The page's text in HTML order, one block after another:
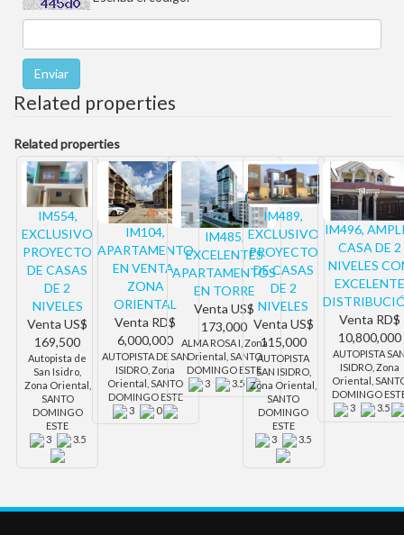
Related properties
Related properties
IM554,
EXCLUSIVO
PROYECTO
DE CASAS
DE 2
NIVELES
Venta US$
169,500
Autopista de
San Isidro,
Zona Oriental,
SANTO
DOMINGO
ESTE
3
3.5
IM104,
APARTAMENTO
EN VENTA-
ZONA
ORIENTAL
Venta RD$
6,000,000
AUTOPISTA DE SAN
ISIDRO, Zona
Oriental, SANTO
DOMINGO ESTE
3
0
IM485,
EXCELENTES
APARTAMENTOS
EN TORRE
VentaUS$
173,000
ALMA ROSA I, Zona
Oriental, SANTO
DOMINGO ESTE
3
3.5
IM489,
EXCLUSIVO
PROYECTO
DE CASAS
DE 2
NIVELES
Venta US$
115,000
AUTOPISTA
SAN ISIDRO,
Zona Oriental,
SANTO
DOMINGO
ESTE
3
3.5
IM496,
CASA DE 2
NIVELES
EXCELENTE
Venta RD$
10,800,000
AUTOPISTA
ISIDRO, Zona
Oriental,
DOMINGO
3
3.5